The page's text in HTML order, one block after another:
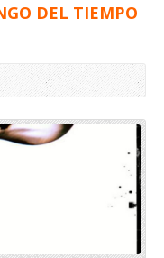
DEL TIEMPO